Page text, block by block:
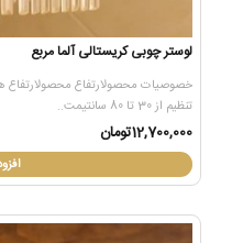
لوستر چوبی کریستالی آلما مربع
خصوصیات محصولارتفاع محصولارتفاع
تنظیم از 30 تا 80 سانتیمت..
12,700,000تومان